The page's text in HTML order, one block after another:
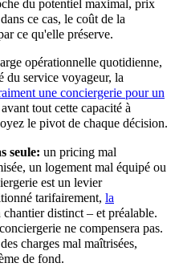
du potentiel maximal, prix
ce cas, le coût de la
ce qu'elle préserve.
opérationnelle quotidienne,
du service voyageur, la
une conciergerie pour un
tout cette capacité à
le pivot de chaque décision.
seule: un pricing mal
un logement mal équipé ou
est un levier
tarifairement, la
chantier distinct – et préalable.
ne compensera pas.
charges mal maîtrisées,
de fond.